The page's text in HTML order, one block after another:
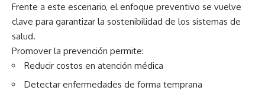
Frente a este escenario, el enfoque preventivo se vuelve
clave para garantizar la sostenibilidad de los sistemas de
salud.
Promover la prevención permite:
Reducir costos en atención médica
Detectar enfermedades de forma temprana